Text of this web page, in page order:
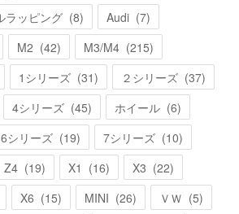
ラッピング (8) Audi (7)
M2 (42) M3/M4 (215)
1シリーズ (31) ２シリーズ (37)
4シリーズ (45) ホイール (6)
6シリーズ (19) 7シリーズ (10)
Z4 (19) X1 (16) X3 (22)
X6 (15) MINI (26) ＶＷ (5)